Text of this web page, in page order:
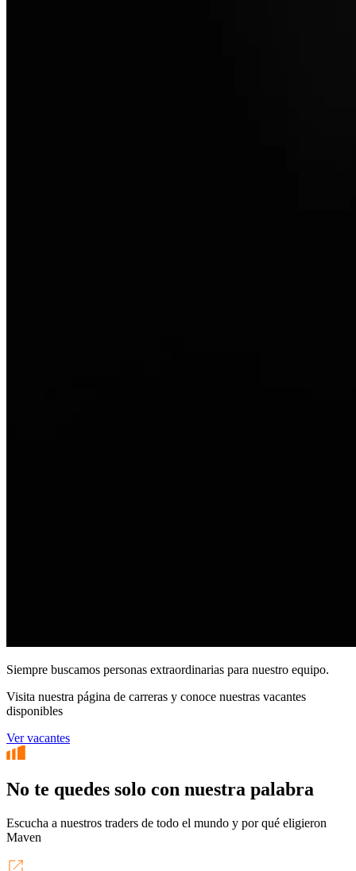
Siempre buscamos personas extraordinarias para nuestro equipo.
Visita nuestra página de carreras y conoce nuestras vacantes
disponibles
Ver vacantes
No te quedes solo con nuestra palabra
Escucha a nuestros traders de todo el mundo y por qué eligieron
Maven